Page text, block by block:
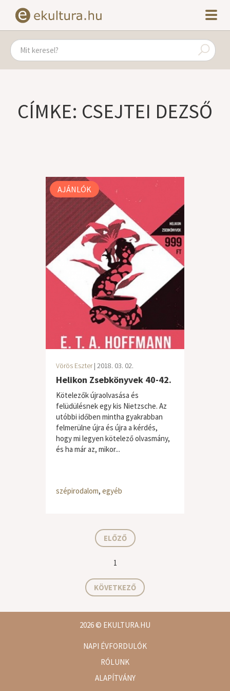
CÍMKE: CSEJTEI DEZSŐ
AJÁNLÓK
Vörös Eszter| 2018. 03. 02.
Helikon Zsebkönyvek 40-42.
Kötelezők újraolvasása és
felüdülésnek egy kis Nietzsche. Az
utóbbi időben mintha gyakrabban
felmerülne újra és újra a kérdés,
hogy mi legyen kötelező olvasmány,
és ha már az, mikor...
szépirodalom, egyéb
ELŐZŐ
1
KÖVETKEZŐ
2026© EKULTURA.HU
NAPI ÉVFORDULÓK
RÓLUNK
ALAPÍTVÁNY